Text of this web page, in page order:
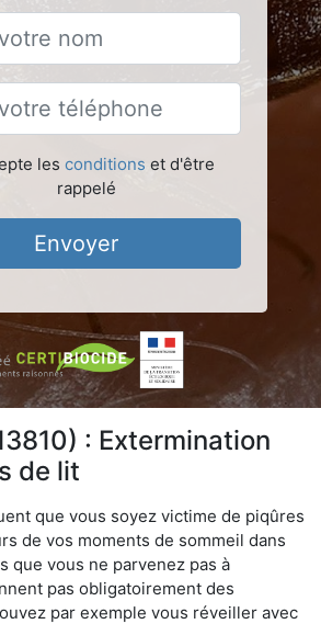
les conditions et d'être
rappelé
Envoyer
: Extermination
de lit
que vous soyez victime de piqûres
de vos moments de sommeil dans
que vous ne parvenez pas à
pas obligatoirement des
par exemple vous réveiller avec